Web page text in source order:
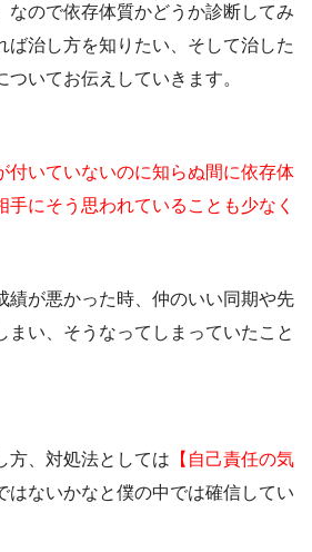
なので依存体質かどうか診断してみ
ば治し方を知りたい、そして治した
いてお伝えしていきます。
付いていないのに知らぬ間に依存体
手にそう思われていることも少なく
績が悪かった時、仲のいい同期や先
まい、そうなってしまっていたこと
方、対処法としては 【自己責任の気
はないかなと僕の中では確信してい